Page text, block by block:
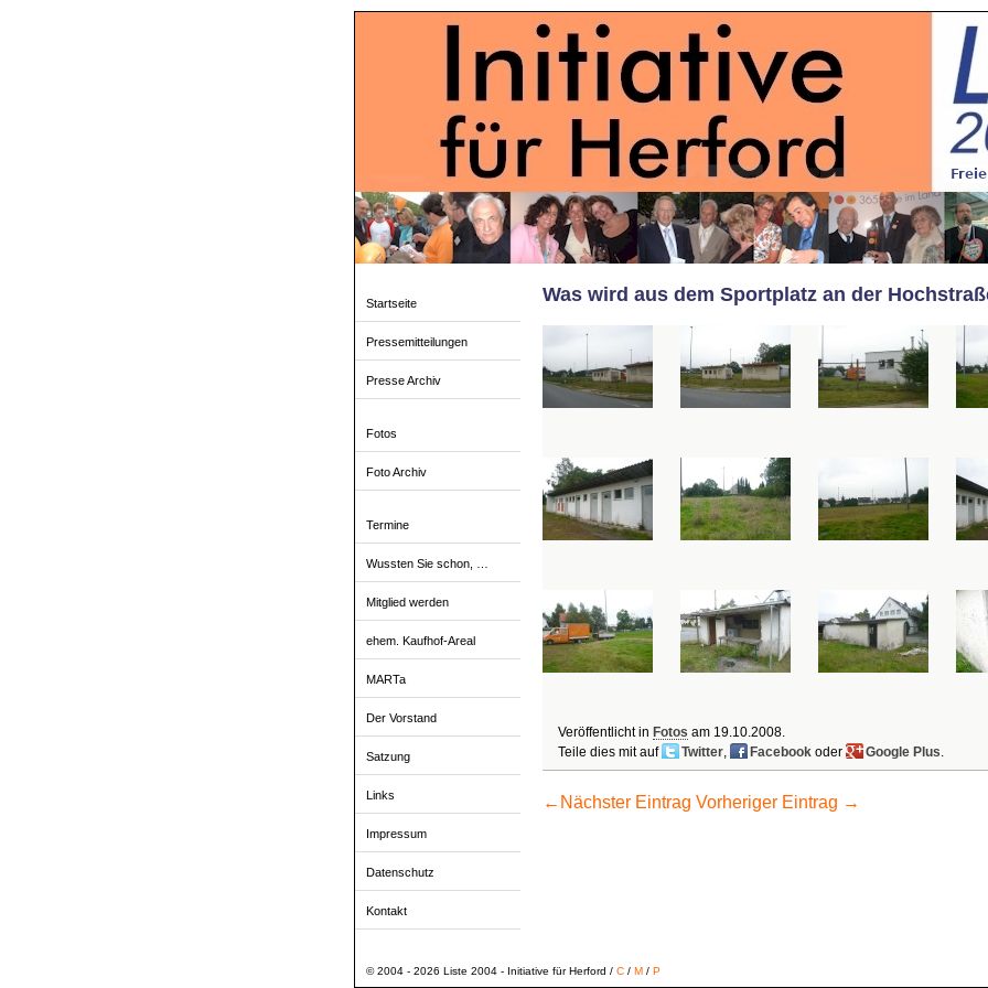
Startseite
Pressemitteilungen
Presse Archiv
Fotos
Foto Archiv
Termine
Wussten Sie schon, …
Mitglied werden
ehem. Kaufhof-Areal
MARTa
Der Vorstand
Satzung
Links
Impressum
Datenschutz
Kontakt
Was wird aus dem Sportplatz an der
Veröffentlicht in Fotos am 19.10.2008.
Teile dies mit auf
Twitter, Facebookoder Google Plus.
← Nächster Eintrag Vorheriger Eintrag →
© 2004 - 2026 Liste 2004 - Initiative für Herford / C/ M/ P